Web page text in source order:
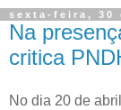
sexta-feira, 30
Na
critica
No dia 20 de